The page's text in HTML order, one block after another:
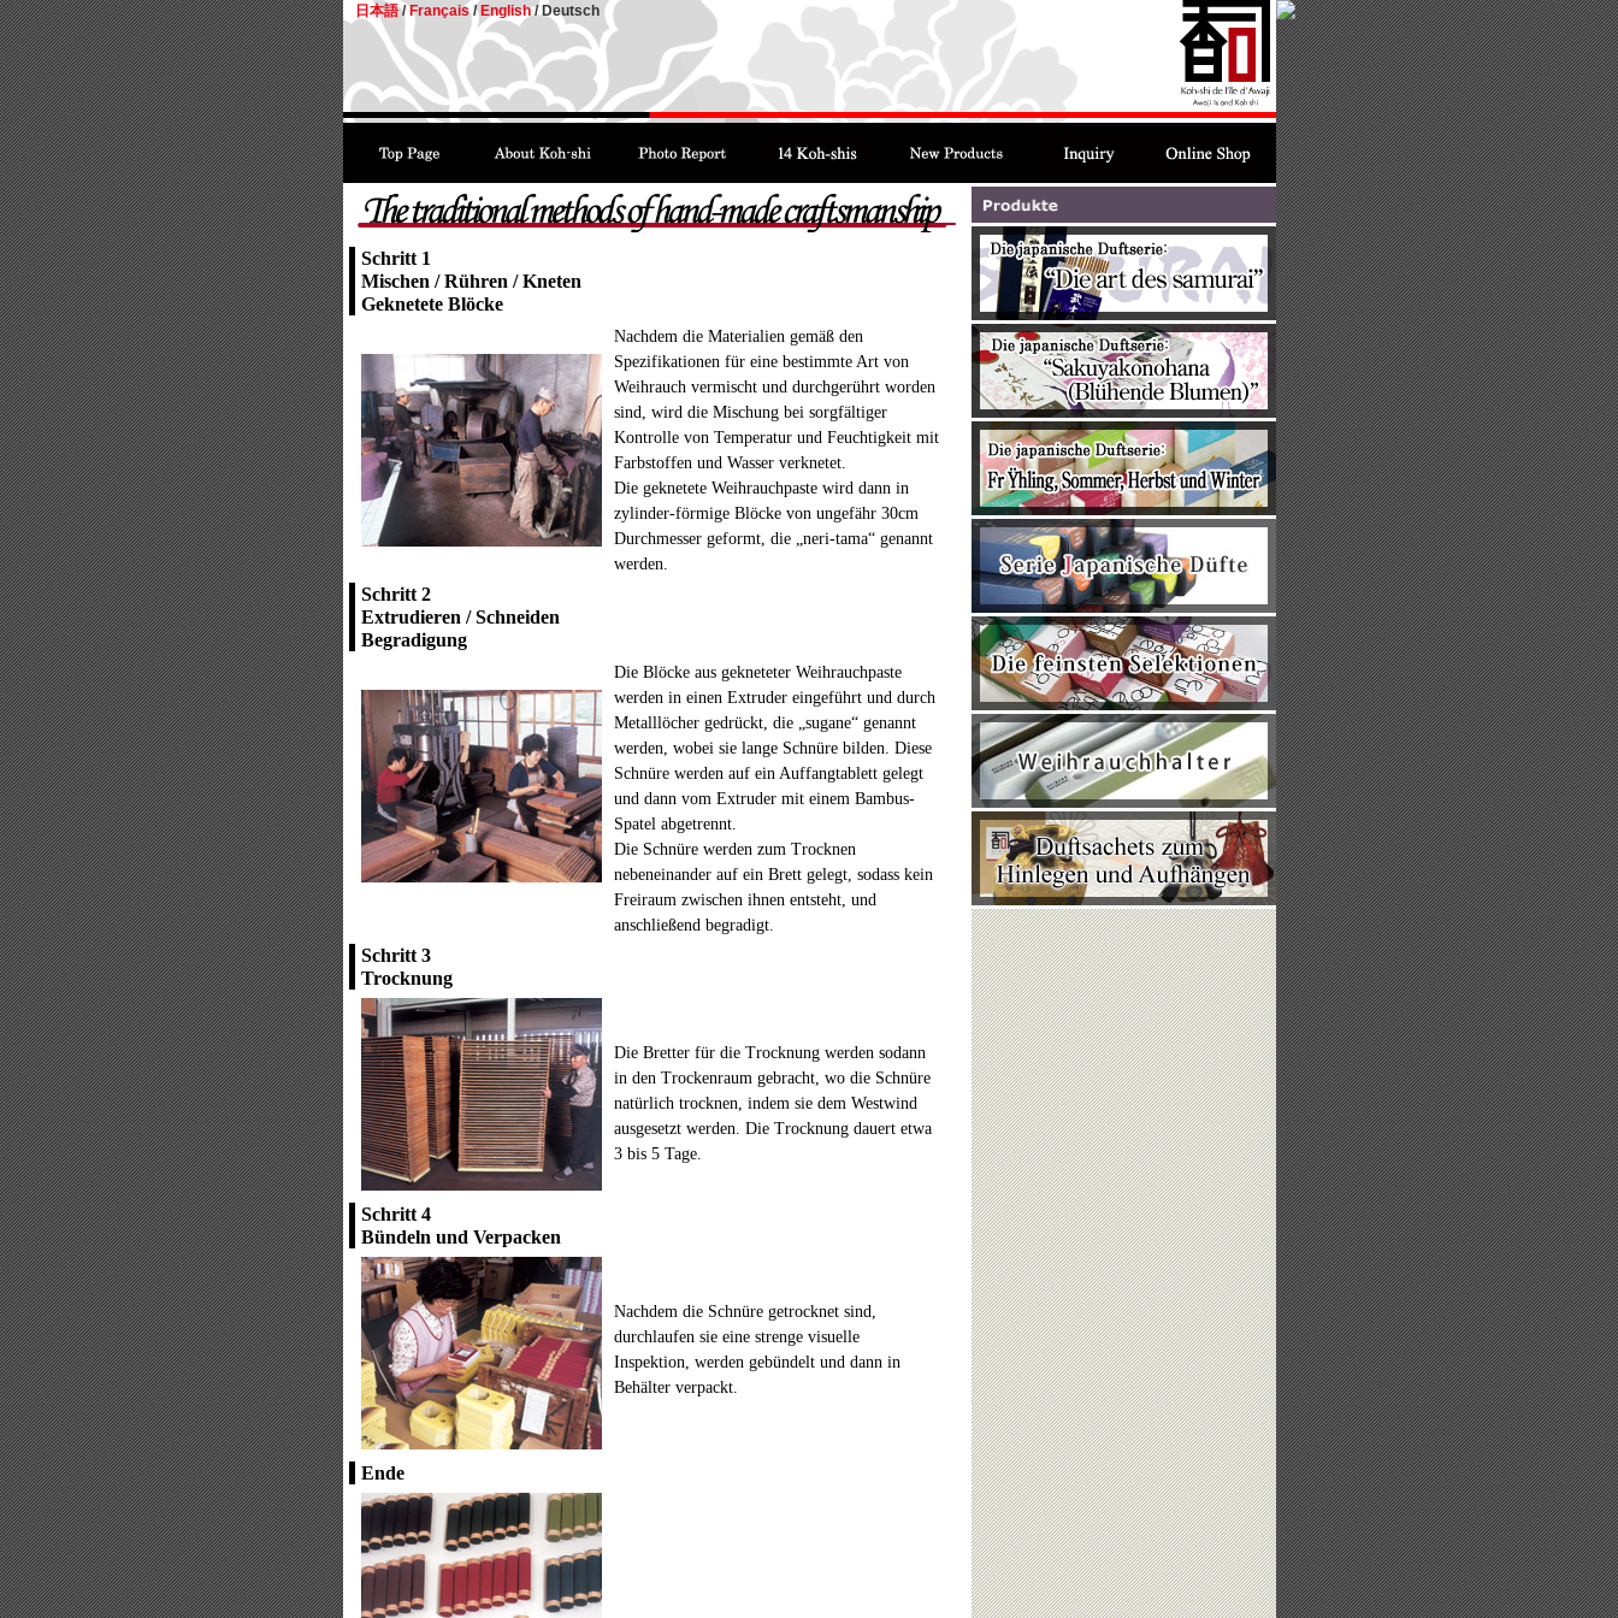
日本語/ Français/ English/Deutsch
Schritt 1
Mischen / Rühren / Kneten
Geknetete Blöcke
Nachdem die Materialien gemäß den
Spezifikationen für eine bestimmte Art von
Weihrauch vermischt und durchgerührt worden
sind, wird die Mischung bei sorgfältiger
Kontrolle von Temperatur und Feuchtigkeit mit
Farbstoffen und Wasser verknetet.
Die geknetete Weihrauchpaste wird dann in
zylinder-förmige Blöcke von ungefähr 30cm
Durchmesser geformt, die „neri-tama“ genannt
werden.
Schritt 2
Extrudieren / Schneiden
Begradigung
Die Blöcke aus gekneteter Weihrauchpaste
werden in einen Extruder eingeführt und durch
Metalllöcher gedrückt, die „sugane“ genannt
werden, wobei sie lange Schnüre bilden. Diese
Schnüre werden auf ein Auffangtablett gelegt
und dann vom Extruder mit einem Bambus-
Spatel abgetrennt.
Die Schnüre werden zum Trocknen
nebeneinander auf ein Brett gelegt, sodass kein
Freiraum zwischen ihnen entsteht, und
anschließend begradigt.
Schritt 3
Trocknung
Die Bretter für die Trocknung werden sodann
in den Trockenraum gebracht, wo die Schnüre
natürlich trocknen, indem sie dem Westwind
ausgesetzt werden. Die Trocknung dauert etwa
3 bis 5 Tage.
Schritt 4
Bündeln und Verpacken
Nachdem die Schnüre getrocknet sind,
durchlaufen sie eine strenge visuelle
Inspektion, werden gebündelt und dann in
Behälter verpackt.
Ende